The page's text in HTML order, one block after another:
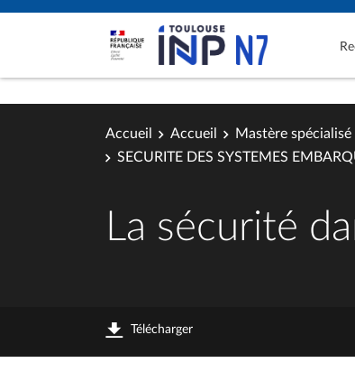
Accueil Accueil Mastère spécialisé
SECURITE DES SYSTEMES
La sécurité
Télécharger